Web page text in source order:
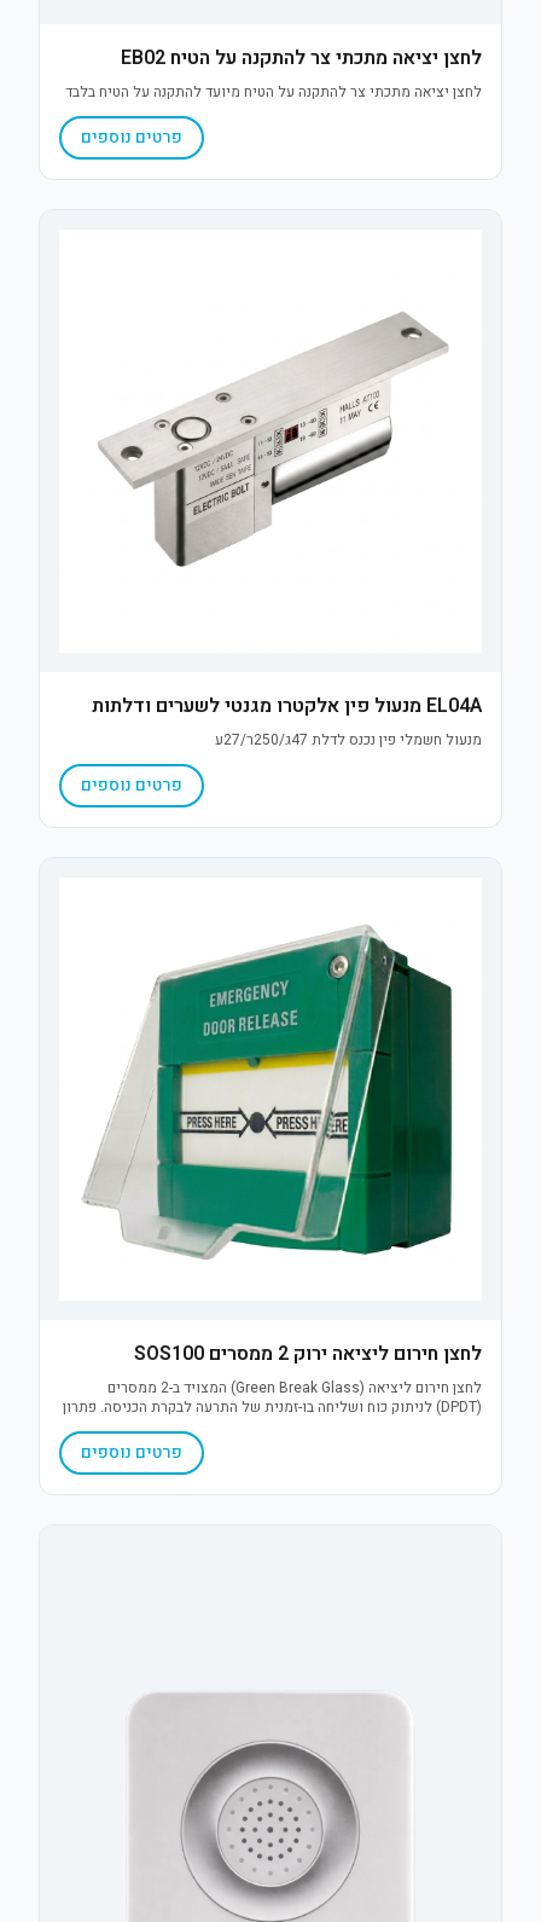
לחצן יציאה מתכתי צר להתקנה על הטיח EB02
לחצן יציאה מתכתי צר להתקנה על הטיח מיועד להתקנה על הטיח בלבד
פרטים נוספים
EL04A מנעול פין אלקטרו מגנטי לשערים ודלתות
מנעול חשמלי פין נכנס לדלת 47ג/250ר/27ע
פרטים נוספים
לחצן חירום ליציאה ירוק 2 ממסרים SOS100
לחצן חירום ליציאה (Green Break Glass) המצויד ב-2 ממסרים
(DPDT) לניתוק כוח ושליחה בו-זמנית של התרעה לבקרת הכניסה. פתרון
פרטים נוספים